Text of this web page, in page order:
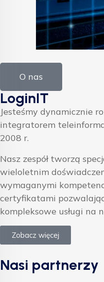
O nas
LoginIT
Jesteśmy dynamicznie
integratorem
2008 r.
Nasz zespół tworzą
wieloletnim
wymaganymi
certyfikatami
kompleksowe usługi na
Zobacz więcej
Nasi partnerzy